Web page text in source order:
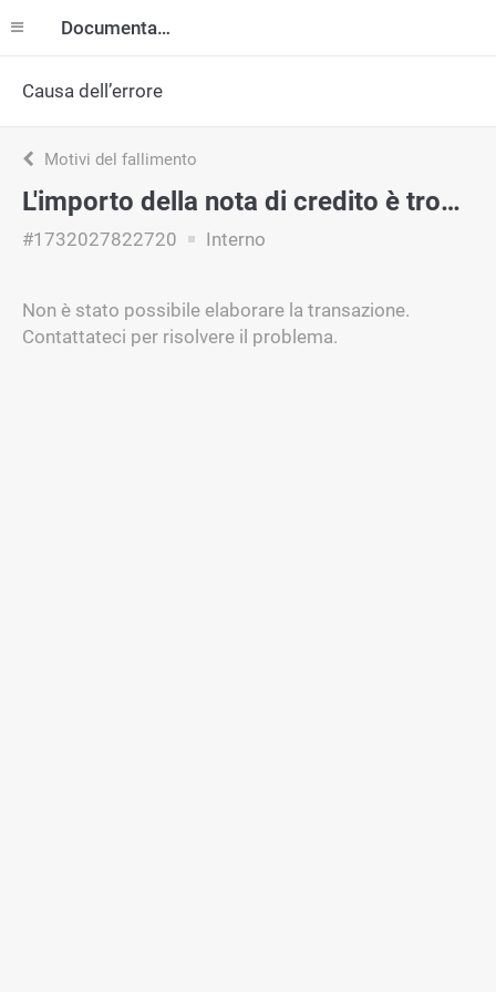
Documentazione
Causa dell’errore
Motivi del fallimento
L'importo della nota di credito è troppo grande
#1732027822720 Interno
Non è stato possibile elaborare la transazione.
Contattateci per risolvere il problema.